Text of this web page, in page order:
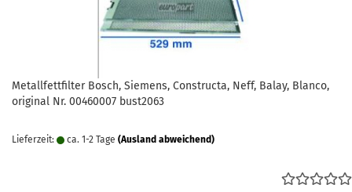
Metallfettfilter Bosch, Siemens, Constructa, Neff, Balay, Blanco,
original Nr. 00460007 bust2063
Lieferzeit: ca. 1-2 Tage (Ausland abweichend)